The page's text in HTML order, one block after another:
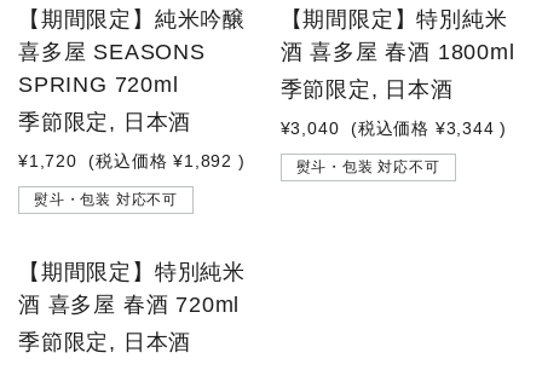
品切れ中
【期間限定】純米吟醸
喜多屋 SEASONS
SPRING 720ml
季節限定, 日本酒
¥1,720 (税込価格 ¥1,892 )
熨斗・包装 対応不可
品切れ中
【期間限定】特別純米
酒 喜多屋 春酒 1800ml
季節限定, 日本酒
¥3,040 (税込価格 ¥3,344 )
熨斗・包装 対応不可
品切れ中
【期間限定】特別純米
酒 喜多屋 春酒 720ml
季節限定, 日本酒